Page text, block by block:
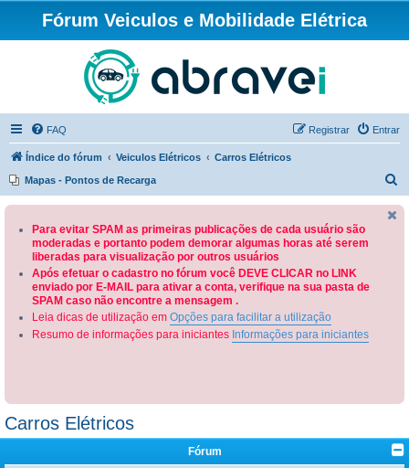
Fórum Veiculos e Mobilidade Elétrica
FAQ Entrar
Registrar
Índice do fórum Veiculos Elétricos Carros Elétricos
Mapas - Pontos de Recarga
Para evitar SPAM as primeiras publicações de cada usuário são
moderadas e portanto podem demorar algumas horas até serem
liberadas para visualização por outros usuários
Após efetuar o cadastro no fórum você DEVE CLICAR no LINK
enviado por E-MAIL para ativar a conta, verifique na sua pasta de
SPAM caso não encontre a mensagem .
Leia dicas de utilização em Opções para facilitar a utilização
Resumo de informações para iniciantes Informações para iniciantes
Carros Elétricos
Fórum